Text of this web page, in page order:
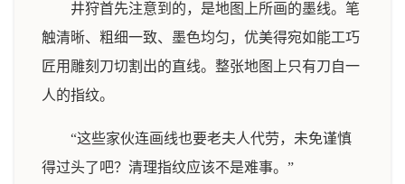
井狩首先注意到的，是地图上所画的墨线。笔
触清晰、粗细一致、墨色均匀，优美得宛如能工巧
匠用雕刻刀切割出的直线。整张地图上只有刀自一
人的指纹。
“这些家伙连画线也要老夫人代劳，未免谨慎
得过头了吧？清理指纹应该不是难事。”